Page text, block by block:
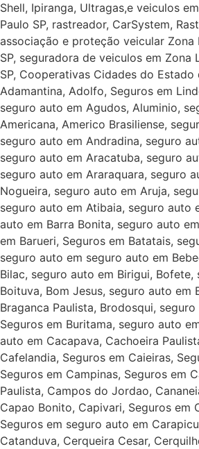
Shell, Ipiranga, Ultragas,e veiculos
Paulo SP, rastreador, CarSystem,
associação e proteção veicular Zona
SP, seguradora de veiculos em Zona
SP, Cooperativas Cidades do Estado
Adamantina, Adolfo, Seguros em
seguro auto em Agudos, Aluminio,
Americana, Americo Brasiliense,
seguro auto em Andradina, seguro
seguro auto em Aracatuba, seguro
seguro auto em Araraquara, seguro
Nogueira, seguro auto em Aruja,
seguro auto em Atibaia, seguro auto
auto em Barra Bonita, seguro auto
em Barueri, Seguros em Batatais,
seguro auto em seguro auto em
Bilac, seguro auto em Birigui, Bofete,
Boituva, Bom Jesus, seguro auto em
Braganca Paulista, Brodosqui,
Seguros em Buritama, seguro auto
auto em Cacapava, Cachoeira
Cafelandia, Seguros em Caieiras,
Seguros em Campinas, Seguros em
Paulista, Campos do Jordao,
Capao Bonito, Capivari, Seguros em
Seguros em seguro auto em
Catanduva, Cerqueira Cesar,